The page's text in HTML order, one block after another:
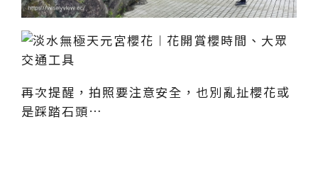
再次提醒，拍照要注意安全，也別亂扯櫻花或
是踩踏石頭…